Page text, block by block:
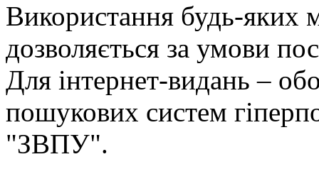
Використання будь-яких
дозволяється за умови
Для інтернет-видань –
пошукових систем
"ЗВПУ".